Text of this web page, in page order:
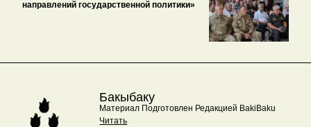
направлений государственной политики»
Бакыбаку
Материал Подготовлен Редакцией BakiBaku
Читать